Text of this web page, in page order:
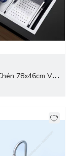
78x46cm Vòi
- inox 304